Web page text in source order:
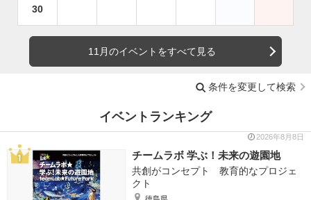
30
11月のイベントをすべて見る
条件を変更して検索
イベントランキング
2026年8月8日
チームラボ 学ぶ！未来の遊園地
共創がコンセプト 教育的なプロジェ
クト